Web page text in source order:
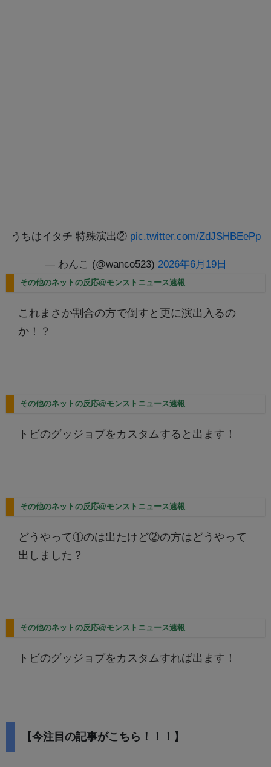
うちはイタチ 特殊演出② pic.twitter.com/ZdJSHBEePp
— わんこ (@wanco523) 2026年6月19日
その他のネットの反応@モンストニュース速報
これまさか割合の方で倒すと更に演出入るの
か！？
その他のネットの反応@モンストニュース速報
トビのグッジョブをカスタムすると出ます！
その他のネットの反応@モンストニュース速報
どうやって①のは出たけど②の方はどうやって
出しました？
その他のネットの反応@モンストニュース速報
トビのグッジョブをカスタムすれば出ます！
【今注目の記事がこちら！！！】